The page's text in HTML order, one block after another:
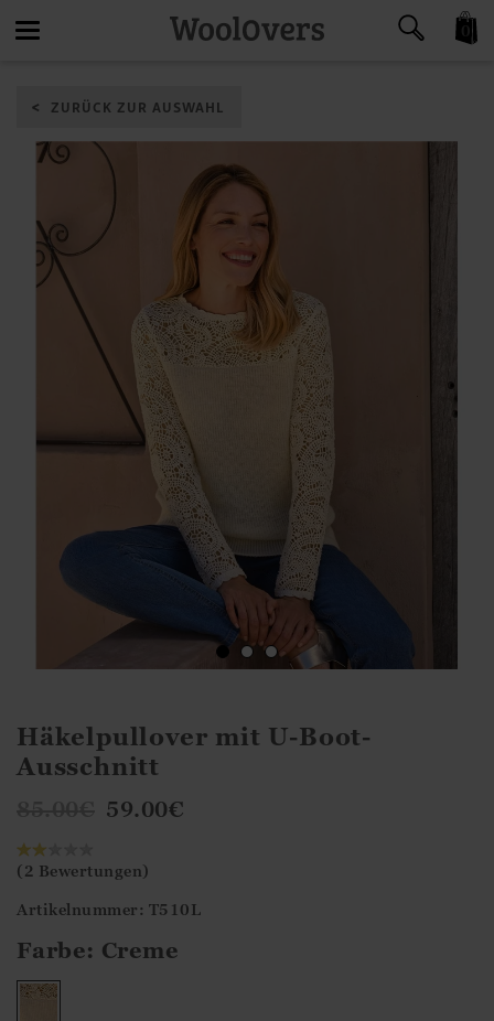
navigation
ZURÜCK ZUR AUSWAHL
Häkelpullover mit U-Boot-
Ausschnitt
59.00€
(2 Bewertungen)
Artikelnummer: T510L
Farbe: Creme